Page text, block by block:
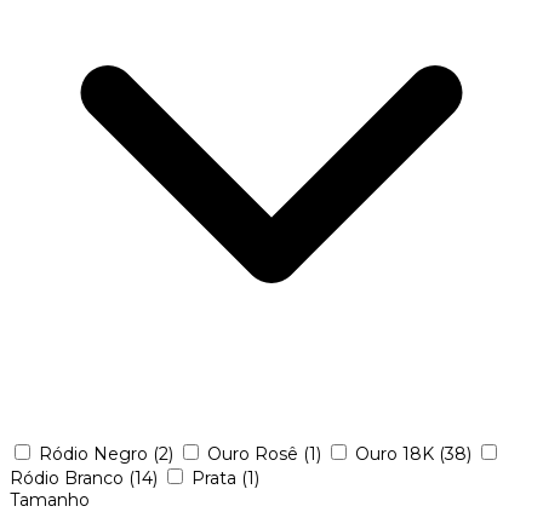
Ródio Negro (2) Ouro Rosê (1) Ouro 18K (38)
Ródio Branco (14) Prata (1)
Tamanho